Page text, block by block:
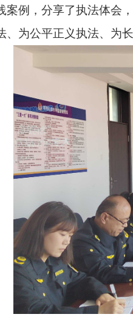
案例，分享了执法体会
、为公平正义执法、为